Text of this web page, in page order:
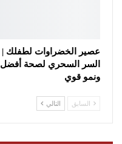
عصير الخضراوات لطفلك |
السر السحري لصحة أفضل
ونمو قوي
السابق التالي